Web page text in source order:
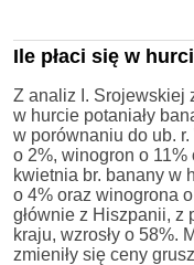
Ile płaci się w
Z analiz I. Srojewskiej
w hurcie potaniały
w porównaniu do ub.
o 2%, winogron o
kwietnia br. banany w
o 4% oraz winogrona
głównie z Hiszpanii, z
kraju, wzrosły o 58%.
zmieniły się ceny